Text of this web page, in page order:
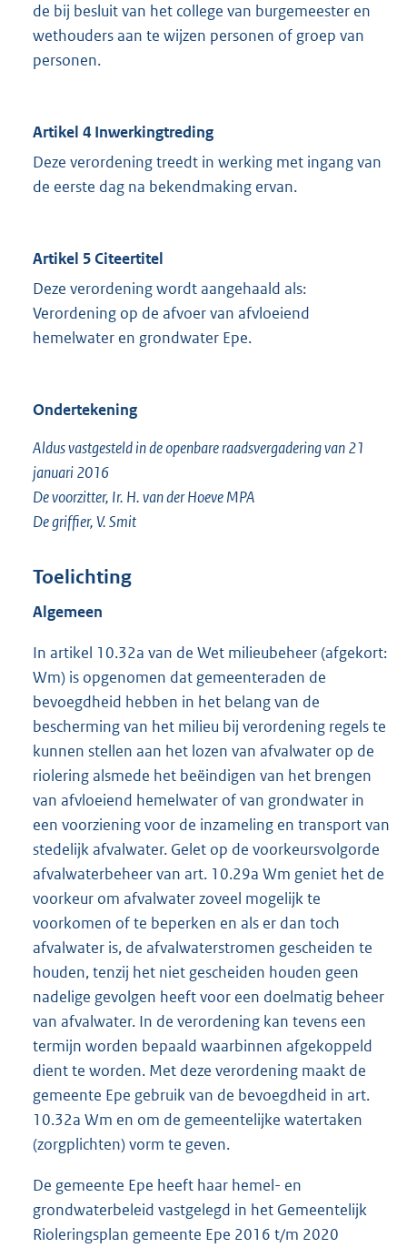
de bij besluit van het college van burgemeester en
wethouders aan te wijzen personen of groep van
personen.
Artikel 4 Inwerkingtreding
Deze verordening treedt in werking met ingang van
de eerste dag na bekendmaking ervan.
Artikel 5Citeertitel
Deze verordening wordt aangehaald als:
Verordening op de afvoer van afvloeiend
hemelwater en grondwater Epe.
Ondertekening
Aldus vastgesteld in de openbare raadsvergadering van 21
januari 2016
De voorzitter, Ir. H. van der Hoeve MPA
De griffier, V. Smit
Toelichting
Algemeen
In artikel 10.32a van de Wet milieubeheer (afgekort:
Wm) is opgenomen dat gemeenteraden de
bevoegdheid hebben in het belang van de
bescherming van het milieu bij verordening regels te
kunnen stellen aan het lozen van afvalwater op de
riolering alsmede het beëindigen van het brengen
van afvloeiend hemelwater of van grondwater in
een voorziening voor de inzameling en transport van
stedelijk afvalwater. Gelet op de voorkeursvolgorde
afvalwaterbeheer van art. 10.29a Wm geniet het de
voorkeur om afvalwater zoveel mogelijk te
voorkomen of te beperken en als er dan toch
afvalwater is, de afvalwaterstromen gescheiden te
houden, tenzij het niet gescheiden houden geen
nadelige gevolgen heeft voor een doelmatig beheer
van afvalwater. In de verordening kan tevens een
termijn worden bepaald waarbinnen afgekoppeld
dient te worden. Met deze verordening maakt de
gemeente Epe gebruik van de bevoegdheid in art.
10.32a Wm en om de gemeentelijke watertaken
(zorgplichten) vorm te geven.
De gemeente Epe heeft haar hemel- en
grondwaterbeleid vastgelegd in het Gemeentelijk
Rioleringsplan gemeente Epe 2016 t/m 2020